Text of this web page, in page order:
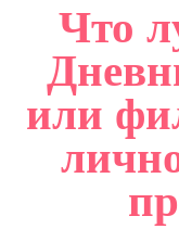
О САЙТЕ
ГАЛЕРЕЯ
САЙТМАП
КОНТАКТЫ
Что
или